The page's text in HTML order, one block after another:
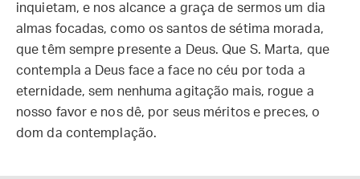
inquietam, e nos alcance a graça de sermos um dia
almas focadas, como os santos de sétima morada,
que têm sempre presente a Deus. Que S. Marta, que
contempla a Deus face a face no céu por toda a
eternidade, sem nenhuma agitação mais, rogue a
nosso favor e nos dê, por seus méritos e preces, o
dom da contemplação.